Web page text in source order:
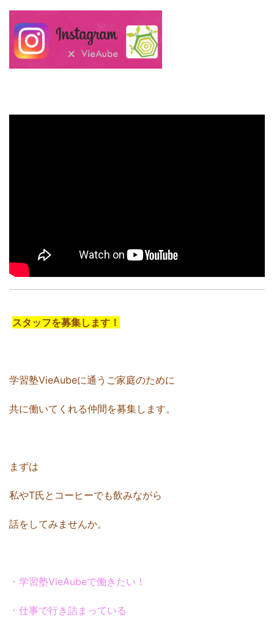
スタッフを募集します！
学習塾VieAubeに通うご家庭のために
共に働いてくれる仲間を募集します。
まずは
私やT氏とコーヒーでも飲みながら
話をしてみませんか。
・学習塾VieAubeで働きたい！
・仕事で行き詰まっている